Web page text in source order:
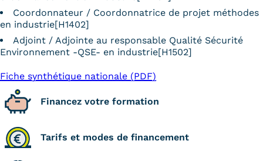
Coordonnateur / Coordonnatrice de projet méthodes
en industrie[H1402]
Adjoint / Adjointe au responsable Qualité Sécurité
Environnement -QSE- en industrie[H1502]
Fiche synthétique nationale (PDF)
Financez votre formation
Tarifs et modes de financement